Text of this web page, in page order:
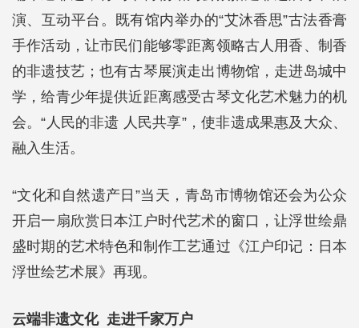
演、互动平台。既有馆内举办的“艾沐香思”古法香膏
手作活动，让市民们能够零距离领略古人用香、制香
的非遗技艺；也有古琴展演走出博物馆，走进岛城中
学，给青少年提供近距离感受古琴文化艺术魅力的机
会。“人民的非遗 人民共享”，使非遗成果惠及大众、
融入生活。
“文化和自然遗产日”当天，青岛市博物馆还会为公众
开启一扇欣赏日本江户时代艺术的窗口，让浮世绘鼎
盛时期的艺术特色和制作工艺通过《江户印记：日本
浮世绘艺术展》再现。
云端非遗文化 走进千家万户